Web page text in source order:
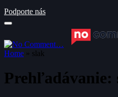
Podporte nás
Home » slak
Prehľadávanie: